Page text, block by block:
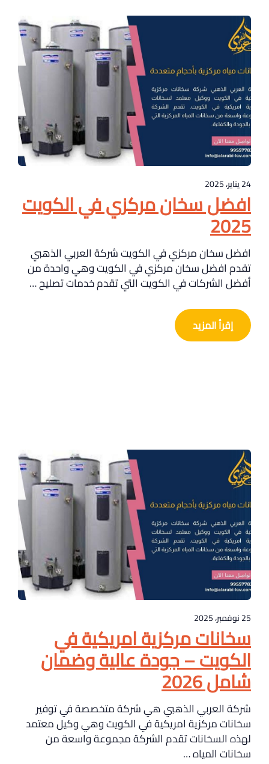
24 يناير، 2025
افضل سخان مركزي في الكويت
2025
افضل سخان مركزي في الكويت شركة العربي الذهبي
تقدم افضل سخان مركزي في الكويت وهي واحدة من
أفضل الشركات في الكويت التي تقدم خدمات تصليح …
إقرأ المزيد
25 نوفمبر، 2025
سخانات مركزية امريكية في
الكويت – جودة عالية وضمان
شامل 2026
شركة العربي الذهبي هي شركة متخصصة في توفير
سخانات مركزية امريكية في الكويت وهي وكيل معتمد
لهذه السخانات تقدم الشركة مجموعة واسعة من
سخانات المياه …